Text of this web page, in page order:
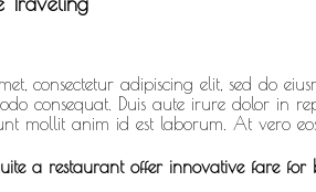
consectetur adipiscing elit, sed do
consequat. Duis aute irure dolor in
mollit anim id est laborum. At vero
a restaurant offer innovative fare for